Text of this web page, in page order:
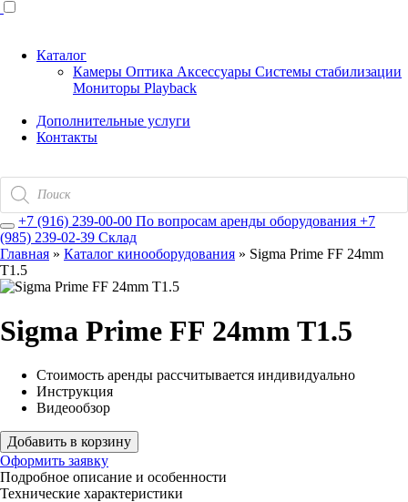
Каталог
Камеры Оптика Аксессуары Системы стабилизации
Мониторы Playback
Дополнительные услуги
Контакты
Поиск
товаров
+7 (916) 239-00-00 По вопросам аренды оборудования +7
(985) 239-02-39 Склад
Главная » Каталог кинооборудования » Sigma Prime FF 24mm
T1.5
Sigma Prime FF 24mm T1.5
Стоимость аренды рассчитывается индивидуально
Инструкция
Видеообзор
Добавить в корзину
Оформить заявку
Подробное описание и особенности
Технические характеристики